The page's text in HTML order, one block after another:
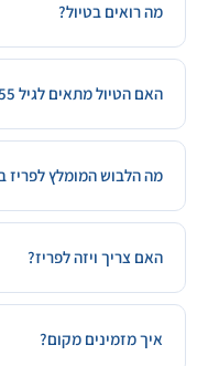
מה רואים בטיול?
האם הטיול מתאים לגיל 55 פלוס?
מה הלבוש המומלץ לפריז
האם צריך ויזה לפריז?
איך מזמינים מקום?